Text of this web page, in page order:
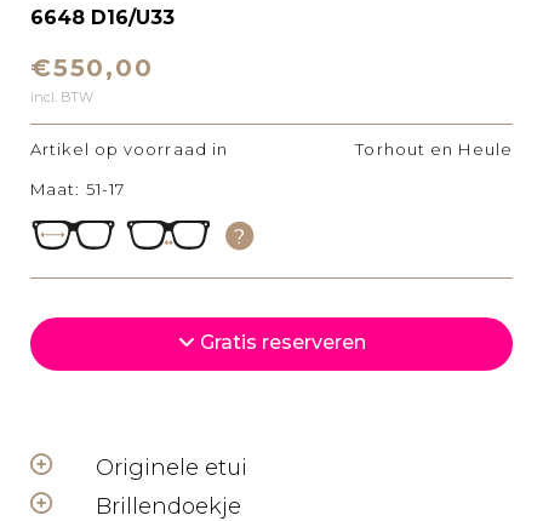
6648 D16/U33
€550,00
incl. BTW
Artikel op voorraad in Torhout en Heule
Maat: 51-17
Gratis reserveren
Originele etui
Brillendoekje